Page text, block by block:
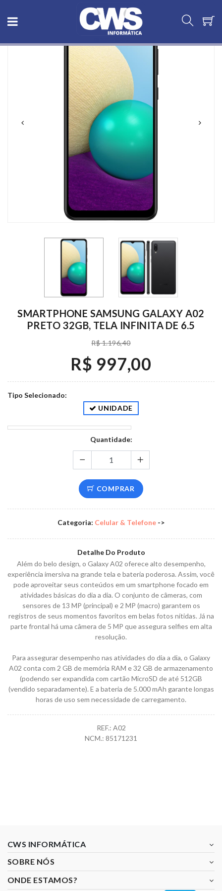
SMARTPHONE SAMSUNG GALAXY A02
PRETO 32GB, TELA INFINITA DE 6.5
R$ 1.196,40
R$ 997,00
Tipo Selecionado:
UNIDADE
Quantidade:
COMPRAR
Categoria: Celular & Telefone ->
Detalhe Do Produto
Além do belo design, o Galaxy A02 oferece alto desempenho,
experiência imersiva na grande tela e bateria poderosa. Assim, você
pode aproveitar seus conteúdos em um smartphone focado em
atividades básicas do dia a dia. O conjunto de câmeras, com
sensores de 13 MP (principal) e 2 MP (macro) garantem os
registros de seus momentos favoritos em belas fotos nítidas. Já na
parte frontal há uma câmera de 5 MP que assegura selfies em alta
resolução.
Para assegurar desempenho nas atividades do dia a dia, o Galaxy
A02 conta com 2 GB de memória RAM e 32 GB de armazenamento
(podendo ser expandida com cartão MicroSD de até 512GB
(vendido separadamente). E a bateria de 5.000 mAh garante longas
horas de uso sem necessidade de carregamento.
REF.: A02
NCM.: 85171231
CWS INFORMÁTICA
SOBRE NÓS
ONDE ESTAMOS?